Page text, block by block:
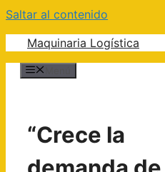
Saltar al contenido
Maquinaria Logística
“Crece la